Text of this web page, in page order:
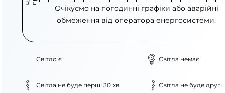
Очікуємо на погодинні графіки або аварійні
обмеження від оператора енергосистеми.
Світло є Світла немає
Світла не буде перші 30 хв. Світла не буде другі